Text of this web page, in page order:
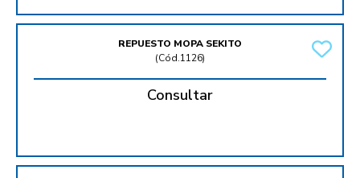
REPUESTO MOPA SEKITO
(Cód.1126)
Consultar